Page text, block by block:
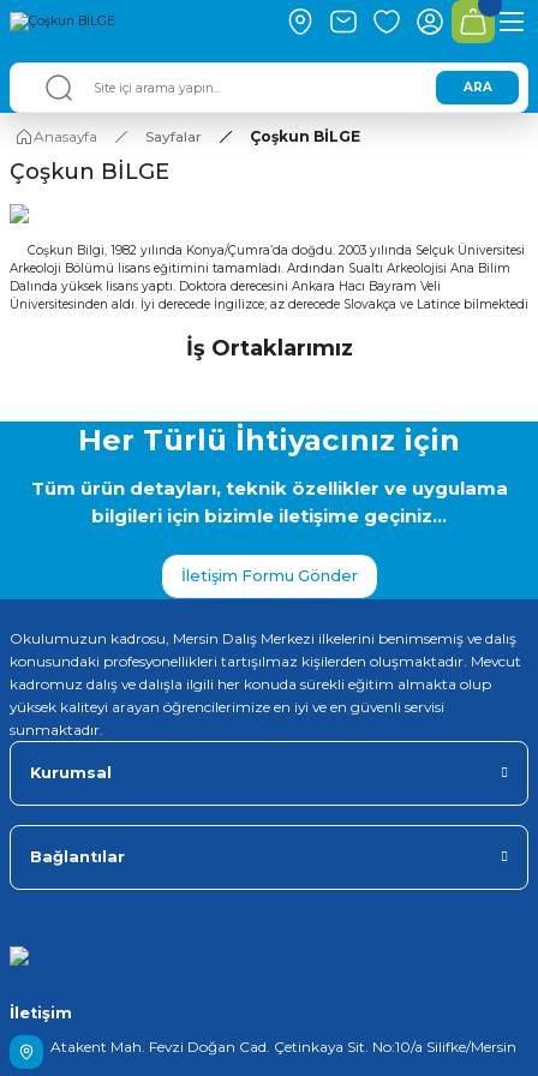
ARA
Anasayfa Sayfalar Çoşkun BİLGE
Çoşkun BİLGE
Coşkun Bilgi, 1982 yılında Konya/Çumra’da doğdu. 2003 yılında Selçuk Üniversitesi
Arkeoloji Bölümü lisans eğitimini tamamladı. Ardından Sualtı Arkeolojisi Ana Bilim
Dalında yüksek lisans yaptı. Doktora derecesini Ankara Hacı Bayram Veli
Üniversitesinden aldı. İyi derecede İngilizce; az derecede Slovakça ve Latince bilmektedi
İş Ortaklarımız
Her Türlü İhtiyacınız için
Tüm ürün detayları, teknik özellikler ve uygulama
bilgileri için bizimle iletişime geçiniz...
İletişim Formu Gönder
Okulumuzun kadrosu, Mersin Dalış Merkezi ilkelerini benimsemiş ve dalış
konusundaki profesyonellikleri tartışılmaz kişilerden oluşmaktadır. Mevcut
kadromuz dalış ve dalışla ilgili her konuda sürekli eğitim almakta olup
yüksek kaliteyi arayan öğrencilerimize en iyi ve en güvenli servisi
sunmaktadır.
Kurumsal
Bağlantılar
İletişim
Atakent Mah. Fevzi Doğan Cad. Çetinkaya Sit. No:10/a Silifke/Mersin